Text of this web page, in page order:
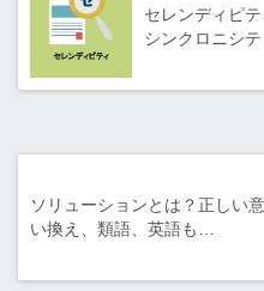
セレンディピ
シンクロニシ
ソリューションとは？正しい
い換え、類語、英語も…